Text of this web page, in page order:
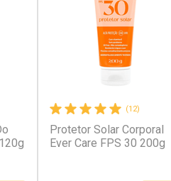
(12)
Protetor Solar Corporal
Ever Care FPS 30 200g